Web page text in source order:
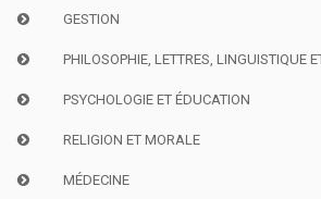
GESTION
PHILOSOPHIE, LETTRES, LINGUISTIQUE
PSYCHOLOGIE ET ÉDUCATION
RELIGION ET MORALE
MÉDECINE